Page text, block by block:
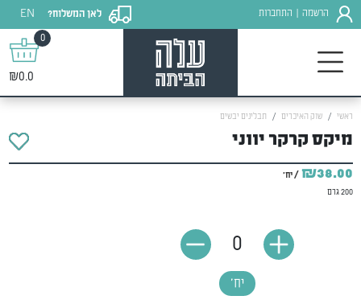
הרשמה התחברות לאן המשלוח?
EN
0
₪0.0
ראשי שוק האיכרים תבלינים יבשים
מיקס קרקר יווני
₪38.00 / יח'
200 גרם
יח'
0